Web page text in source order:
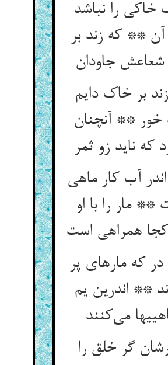
خاکی را نباشد
** که زند بر
جاودان
بر خاک دایم
خور ** آنچنان
که ناید زو ثمر
آب کار ماهی
** مار را با او
کجا همراهی است
که مارهای پر
** اندرین یم
می‌کنند
گر خلق را